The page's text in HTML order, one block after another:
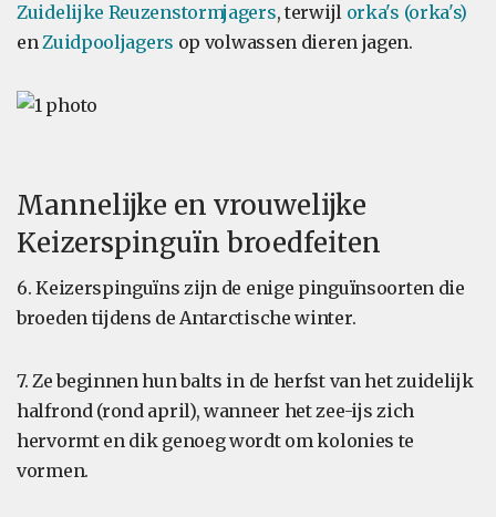
Zuidelijke Reuzenstormjagers, terwijl orka's (orka's)
enZuidpooljagers op volwassen dieren jagen.
Mannelijke en vrouwelijke
Keizerspinguïn broedfeiten
6. Keizerspinguïns zijn de enige pinguïnsoorten die
broeden tijdens de Antarctische winter.
7. Ze beginnen hun balts in de herfst van het zuidelijk
halfrond (rond april), wanneer het zee-ijs zich
hervormt en dik genoeg wordt om kolonies te
vormen.